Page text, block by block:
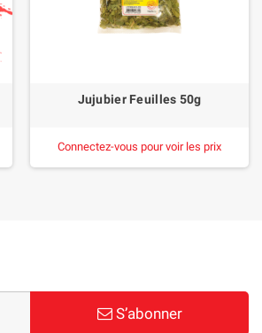
Jujubier Feuilles 50g
Connectez-vous pour voir les prix
S’abonner